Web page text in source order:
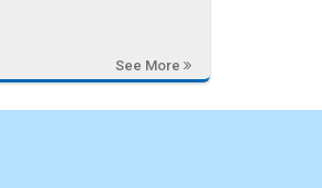
See More